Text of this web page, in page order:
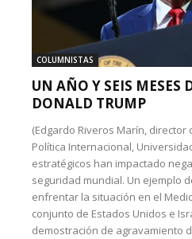
COLUMNISTAS
UN AÑO Y SEIS MESES
DONALD TRUMP
(Edgardo Riveros Marín, director
Política Internacional,
estratégicos han impactado
seguridad mundial. Un ejemplo
enfrentar la situación en el
conjunto de Estados Unidos e
demostración de agravamiento